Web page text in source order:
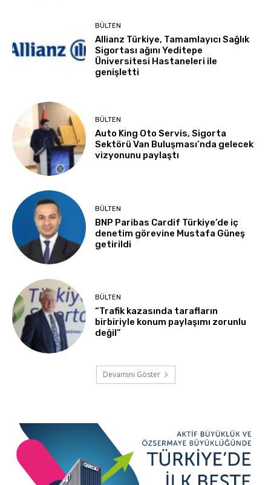
BÜLTEN
Allianz Türkiye, Tamamlayıcı Sağlık
Sigortası ağını Yeditepe
Üniversitesi Hastaneleri ile
genişletti
BÜLTEN
Auto King Oto Servis, Sigorta
Sektörü Van Buluşması’nda gelecek
vizyonunu paylaştı
BÜLTEN
BNP Paribas Cardif Türkiye’de iç
denetim görevine Mustafa Güneş
getirildi
BÜLTEN
“Trafik kazasında tarafların
birbiriyle konum paylaşımı zorunlu
değil”
Devamını Göster